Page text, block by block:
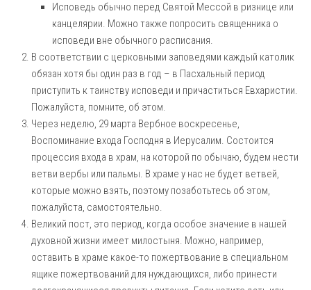
Исповедь обычно перед Святой Мессой в ризнице или
канцелярии. Можно также попросить священника о
исповеди вне обычного расписания.
В соответствии с церковными заповедями каждый католик
обязан хотя бы один раз в год – в Пасхальный период
приступить к таинству исповеди и причаститься Евхаристии.
Пожалуйста, помните, об этом.
Через неделю, 29 марта Вербное воскресенье,
Воспоминание входа Господня в Иерусалим. Состоится
процессия входа в храм, на которой по обычаю, будем нести
ветви вербы или пальмы. В храме у нас не будет ветвей,
которые можно взять, поэтому позаботьтесь об этом,
пожалуйста, самостоятельно.
Великий пост, это период, когда особое значение в нашей
духовной жизни имеет милостыня. Можно, например,
оставить в храме какое-то пожертвование в специальном
ящике пожертвований для нуждающихся, либо принести